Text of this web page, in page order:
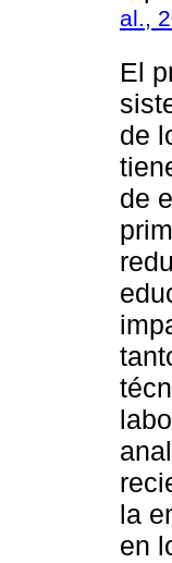
al.,
El
de
de
la
en